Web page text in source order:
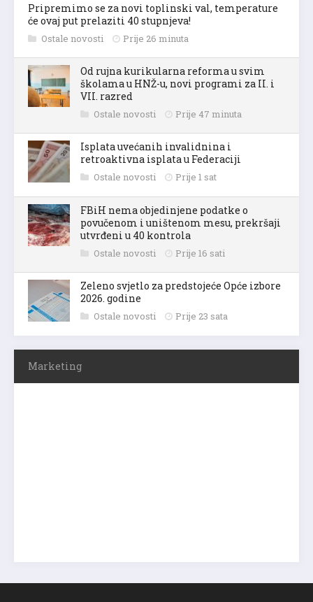
Pripremimo se za novi toplinski val, temperature
će ovaj put prelaziti 40 stupnjeva!
Ostale novosti Prije 26 minuta
Od rujna kurikularna reforma u svim
školama u HNŽ-u, novi programi za II. i
VII. razred
Ostale novosti Prije 47 minuta
Isplata uvećanih invalidnina i
retroaktivna isplata u Federaciji
Ostale novosti Prije 1 sat
FBiH nema objedinjene podatke o
povučenom i uništenom mesu, prekršaji
utvrđeni u 40 kontrola
Ostale novosti Prije 16 sati
Zeleno svjetlo za predstojeće Opće izbore
2026. godine
Ostale novosti Prije 23 sata
Marketing